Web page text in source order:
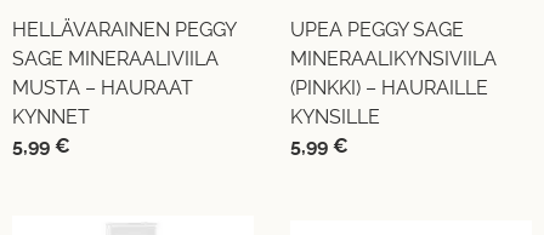
HELLÄVARAINEN PEGGY
SAGE MINERAALIVIILA
MUSTA – HAURAAT
KYNNET
5,99 €
UPEA PEGGY SAGE
MINERAALIKYNSIVIILA
(PINKKI) – HAURAILLE
KYNSILLE
5,99 €